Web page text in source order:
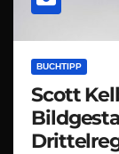
BUCHTIPP
Scott